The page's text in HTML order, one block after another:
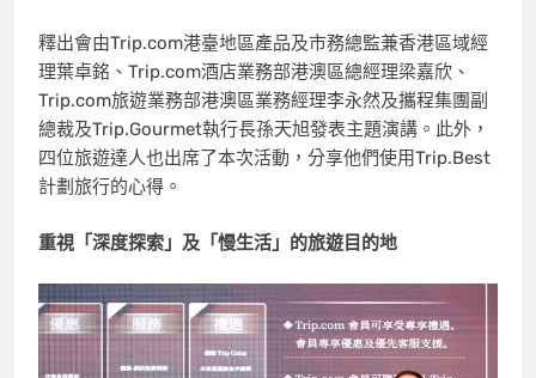
釋出會由Trip.com港臺地區產品及市務總監兼香港區域經
理葉卓銘、Trip.com酒店業務部港澳區總經理梁嘉欣、
Trip.com旅遊業務部港澳區業務經理李永然及攜程集團副
總裁及Trip.Gourmet執行長孫天旭發表主題演講。此外，
四位旅遊達人也出席了本次活動，分享他們使用Trip.Best
計劃旅行的心得。
重視「深度探索」及「慢生活」的旅遊目的地